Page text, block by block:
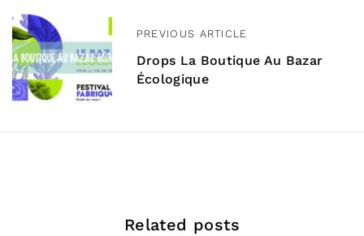
a
t
i
o
n
PREVIOUS ARTICLE
Drops La Boutique Au Bazar
Écologique
Related posts